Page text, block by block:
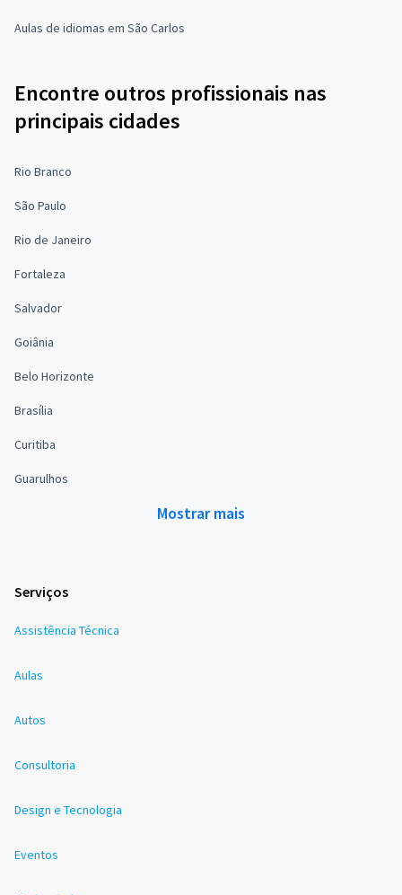
Aulas de idiomas em São Carlos
Encontre outros profissionais nas
principais cidades
Rio Branco
São Paulo
Rio de Janeiro
Fortaleza
Salvador
Goiânia
Belo Horizonte
Brasília
Curitiba
Guarulhos
Mostrar mais
Serviços
Assistência Técnica
Aulas
Autos
Consultoria
Design e Tecnologia
Eventos